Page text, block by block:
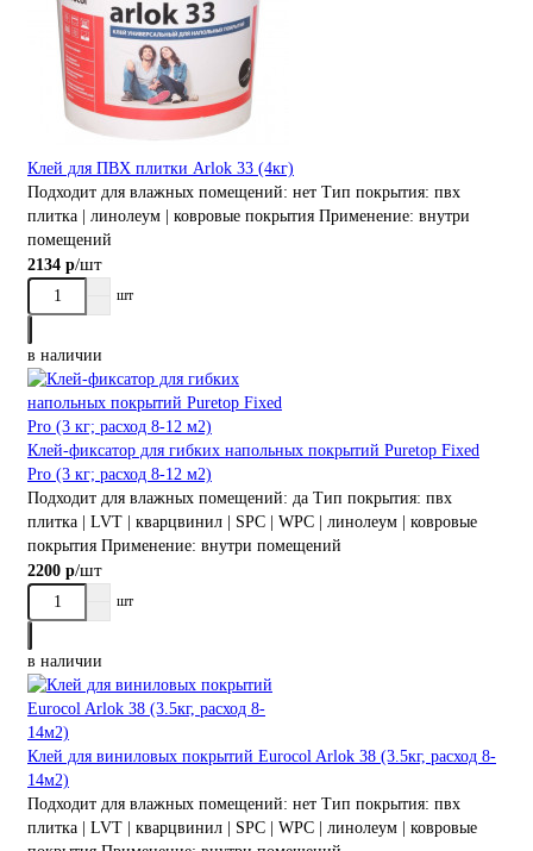
Клей для ПВХ плитки Arlok 33 (4кг)
Подходит для влажных помещений: нет Тип покрытия: пвх
плитка | линолеум | ковровые покрытия Применение: внутри
помещений
2134 р/шт
шт
в наличии
Клей-фиксатор для гибких напольных покрытий Puretop Fixed
Pro (3 кг; расход 8-12 м2)
Подходит для влажных помещений: да Тип покрытия: пвх
плитка | LVT | кварцвинил | SPC | WPC | линолеум | ковровые
покрытия Применение: внутри помещений
2200 р/шт
шт
в наличии
Клей для виниловых покрытий Eurocol Arlok 38 (3.5кг, расход 8-
14м2)
Подходит для влажных помещений: нет Тип покрытия: пвх
плитка | LVT | кварцвинил | SPC | WPC | линолеум | ковровые